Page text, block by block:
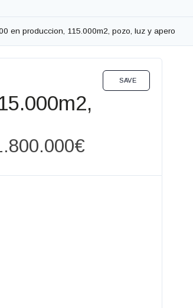
en produccion, 115.000m2, pozo, luz y apero
SAVE